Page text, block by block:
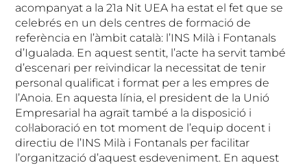
acompanyat a la 21a Nit UEA ha estat el fet que se
celebrés en un dels centres de formació de
referència en l’àmbit català: l’INS Milà i Fontanals
d’Igualada. En aquest sentit, l’acte ha servit també
d’escenari per reivindicar la necessitat de tenir
personal qualificat i format per a les empres de
l’Anoia. En aquesta línia, el president de la Unió
Empresarial ha agraït també a la disposició i
col·laboració en tot moment de l’equip docent i
directiu de l’INS Milà i Fontanals per facilitar
l’organització d’aquest esdeveniment. En aquest